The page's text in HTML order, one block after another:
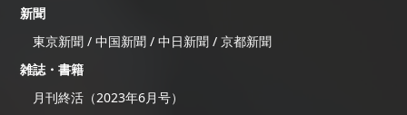
新聞
東京新聞 / 中国新聞 / 中日新聞 / 京都新聞
雑誌・書籍
月刊終活（2023年6月号）